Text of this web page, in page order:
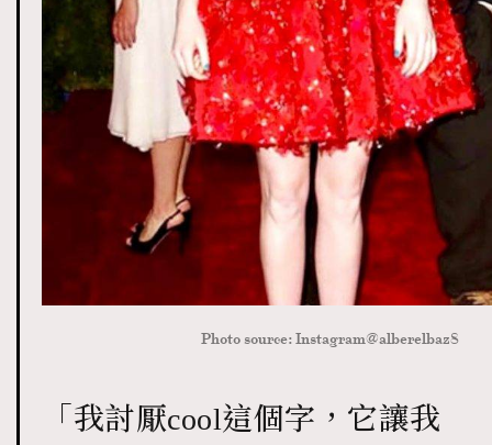
Photo source: Instagram@alberelbaz8
「我討厭cool這個字，它讓我